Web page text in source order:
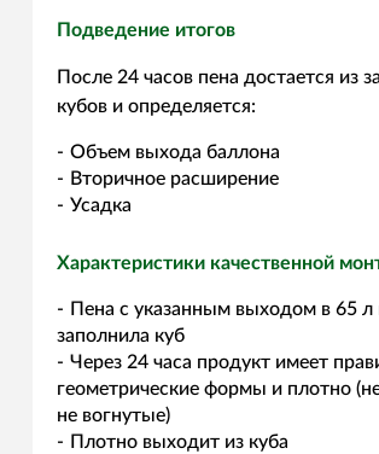
Подведение итогов
После 24 часов пена достается из
кубов и определяется:
Объем выхода баллона
Вторичное расширение
Усадка
Характеристики качественной
Пена с указанным выходом в 65 л
заполнила куб
Через 24 часа продукт имеет
геометрические формы и плотно
не вогнутые)
Плотно выходит из куба